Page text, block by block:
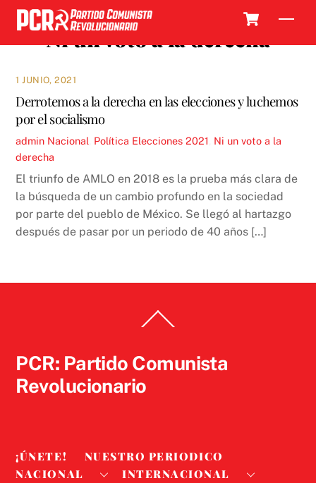
Skip
content Ni un voto a la derecha
1 JUNIO, 2021
Derrotemos a la derecha en las elecciones y luchemos
por el socialismo
admin Nacional Política Elecciones 2021 Ni un voto a la
derecha
El triunfo de AMLO en 2018 es la prueba más clara de
la búsqueda de un cambio profundo en la sociedad
por parte del pueblo de México. Se llegó al hartazgo
después de pasar por un periodo de 40 años […]
To
PCR: Partido Comunista
Revolucionario
¡ÚNETE!
NUESTRO PERIODICO
NACIONAL
INTERNACIONAL